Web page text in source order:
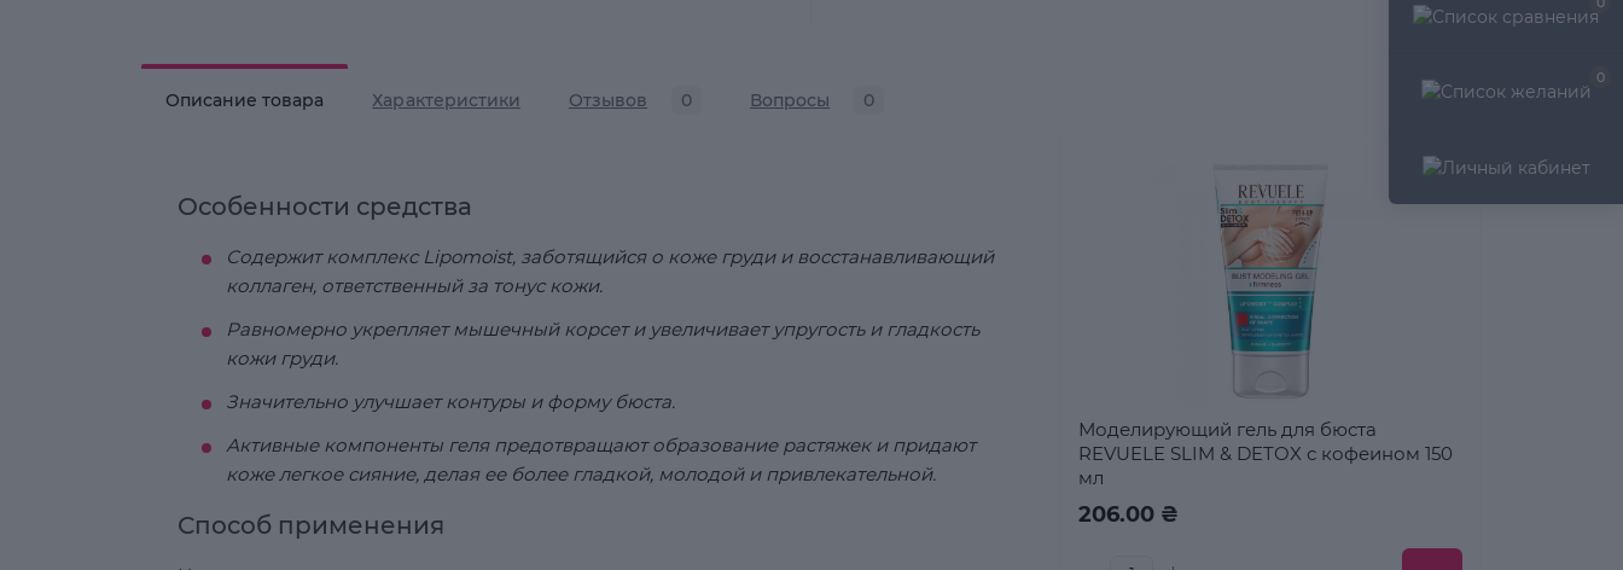
0
Описание товара Характеристики Отзывов 0 Вопросы 0
Особенности средства
Содержит комплекс Lipomoist, заботящийся о коже груди и восстанавливающий
коллаген, ответственный за тонус кожи.
Равномерно укрепляет мышечный корсет и увеличивает упругость и гладкость
кожи груди.
Значительно улучшает контуры и форму бюста.
Активные компоненты геля предотвращают образование растяжек и придают
коже легкое сияние, делая ее более гладкой, молодой и привлекательной.
Способ применения
Моделирующий гель для бюста
REVUELE SLIM & DETOX с кофеином 150
мл
206.00 ₴